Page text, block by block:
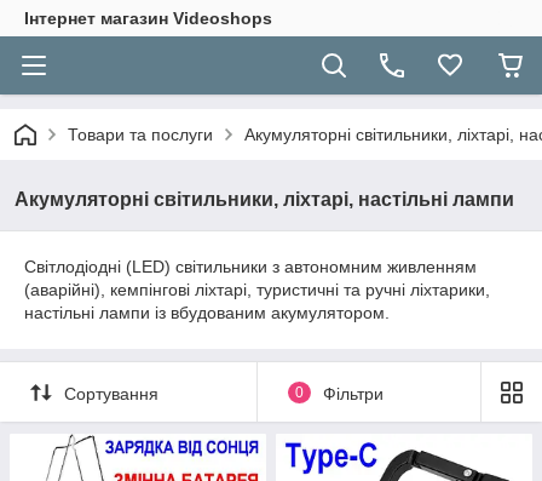
Інтернет магазин Videoshops
Товари та послуги Акумуляторні світильники, ліхтарі,
Акумуляторні світильники, ліхтарі, настільні лампи
Світлодіодні (LED) світильники з автономним живленням
(аварійні), кемпінгові ліхтарі, туристичні та ручні ліхтарики,
настільні лампи із вбудованим акумулятором.
Сортування 0 Фільтри